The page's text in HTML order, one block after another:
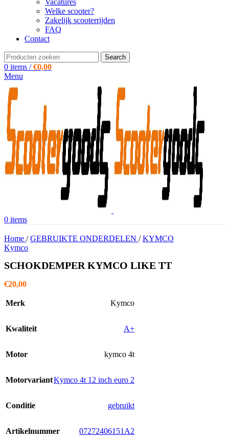
Vacatures
Welke scooter?
Zakelijk scooterrijden
FAQ
Contact
Search
0 items / €0,00
Menu
0 items
Home / GEBRUIKTE ONDERDELEN / KYMCO
Kymco
SCHOKDEMPER KYMCO LIKE TT
€20,00
Merk Kymco
Kwaliteit A+
Motor kymco 4t
MotorvariantKymco 4t 12 inch euro 2
Conditie gebruikt
Artikelnummer 07272406151A2